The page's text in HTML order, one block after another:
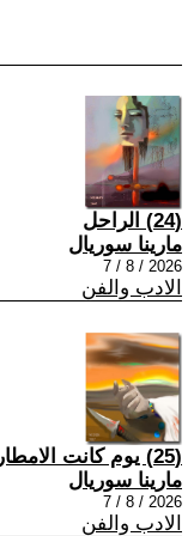
(24) الراحل
مارينا سوريال
2026 / 8 / 7
الادب والفن
(25) يوم كانت الامطار غاضبة
مارينا سوريال
2026 / 8 / 7
الادب والفن